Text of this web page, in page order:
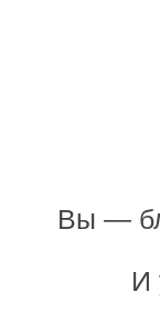
Вы —
И